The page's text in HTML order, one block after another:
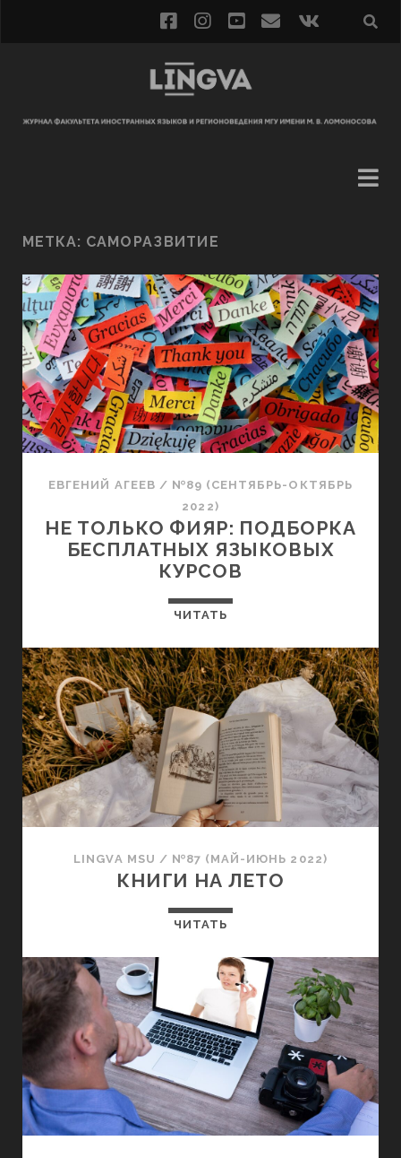
МЕТКА: САМОРАЗВИТИЕ
ЕВГЕНИЙ АГЕЕВ / №89 (СЕНТЯБРЬ-ОКТЯБРЬ
2022)
НЕ ТОЛЬКО ФИЯР: ПОДБОРКА
БЕСПЛАТНЫХ ЯЗЫКОВЫХ
КУРСОВ
ЧИТАТЬ
LINGVA MSU / №87 (МАЙ-ИЮНЬ 2022)
КНИГИ НА ЛЕТО
ЧИТАТЬ